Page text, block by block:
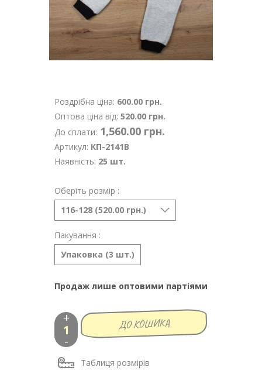
Роздрібна ціна: 600.00 грн.
Оптова ціна від: 520.00 грн.
До сплати: 1,560.00 грн.
Артикул: КП-2141В
Наявність: 25 шт.
Оберіть розмір :
116-128 (520.00 грн.)
Пакування :
Упаковка (3 шт.)
Продаж лише оптовими партіями
-
+
Таблиця розмірів